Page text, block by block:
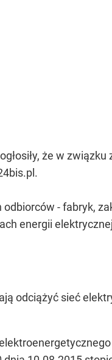
że w
- fabryk,
energii
odciążyć sieć